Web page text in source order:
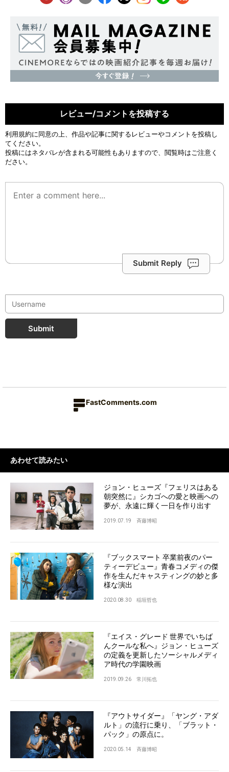
レビュー/コメントを投稿する
利用規約に同意の上、作品や記事に関するレビューやコメントを投稿し
てください。
投稿にはネタバレが含まれる可能性もありますので、閲覧時はご注意く
ださい。
Submit Reply
Submit
FastComments.com
あわせて読みたい
ジョン・ヒューズ『フェリスはある
朝突然に』シカゴへの愛と映画への
夢が、永遠に輝く一日を作り出す
2019.07.19 斉藤博昭
『ブックスマート 卒業前夜のパー
ティーデビュー』青春コメディの傑
作を生んだキャスティングの妙と多
様な演出
2020.08.30 稲垣哲也
『エイス・グレード 世界でいちば
んクールな私へ』ジョン・ヒューズ
の定義を更新したソーシャルメディ
ア時代の学園映画
2019.09.26 常川拓也
『アウトサイダー』「ヤング・アダ
ルト」の流行に乗り、「ブラット・
パック」の原点に。
2020.05.14 斉藤博昭